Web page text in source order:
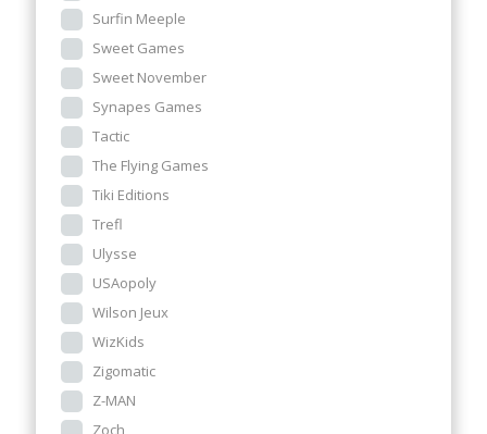
Surfin Meeple
Sweet Games
Sweet November
Synapes Games
Tactic
The Flying Games
Tiki Editions
Trefl
Ulysse
USAopoly
Wilson Jeux
WizKids
Zigomatic
Z-MAN
Zoch